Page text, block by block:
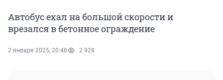
Автобус ехал на большой скорости и
врезался в бетонное ограждение
2 января 2025, 20:48 2 928